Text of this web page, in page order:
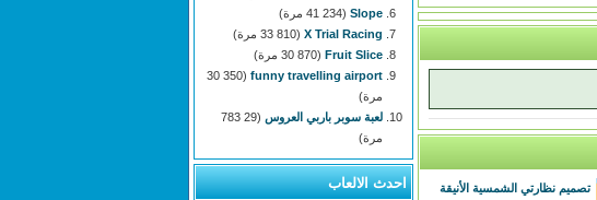
تصميم نظارتي الشمسية الأنيقة
Slope (41 234 مرة)
X Trial Racing (33 810 مرة)
Fruit Slice (30 870 مرة)
funny travelling airport
(30 350
مرة)
لعبة سوبر باربي العروس
(29 783
مرة)
احدث الالعاب